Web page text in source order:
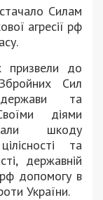
Силам
агресії рф
призвели до
Сил
держави та
діями
шкоду
та
державній
допомогу в
України.